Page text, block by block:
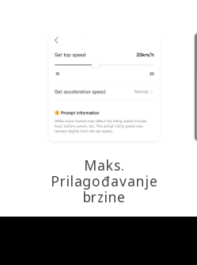
Maks.
Prilagođavanje
brzine